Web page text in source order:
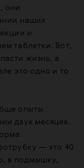
они
наших
и
таблетки. Вот,
жизнь, а
это одно и то
опыты
двух месяцев.
— это 40
в подмышку,